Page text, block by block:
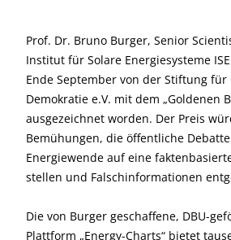
Prof. Dr. Bruno Burger, Senior
Institut für Solare Energiesysteme
Ende September von der Stiftung für
Demokratie e.V. mit dem „Goldenen
ausgezeichnet worden. Der Preis
Bemühungen, die öffentliche
Energiewende auf eine
stellen und Falschinformationen
Die von Burger geschaffene, DBU-
Plattform „Energy-Charts“ bietet